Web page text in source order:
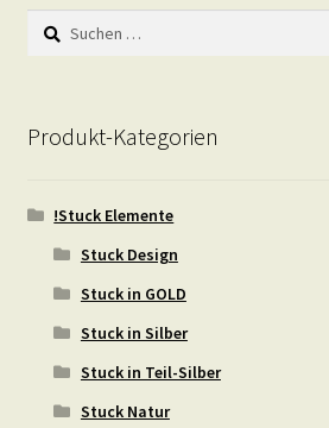
Suchen
nach:
Produkt-Kategorien
!Stuck Elemente
Stuck Design
Stuck in GOLD
Stuck in Silber
Stuck in Teil-Silber
Stuck Natur